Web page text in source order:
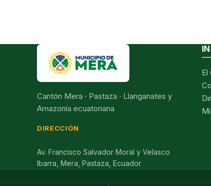
Cantón Mera · Pastaza · Llanganates y
Amazonía ecuatoriana
DIRECCIÓN
Av. Francisco Salvador Moral y Velasco
Ibarra, Mera, Pastaza, Ecuador
El